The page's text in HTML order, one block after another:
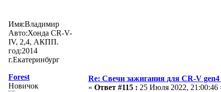
Имя:Владимир
Авто:Хонда CR-V-
IV, 2,4, АКПП.
год:2014
г.Екатеринбург
Forest
Новичок
Re: Свечи зажигания для CR-V
« Ответ #115 : 25 Июля 2022, 21:00:46